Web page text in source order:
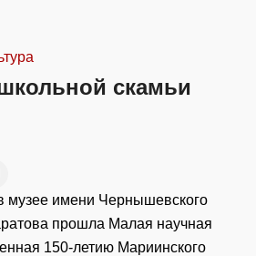
скамьи
музее имени Чернышевского
прошла Малая научная
150-летию Мариинского